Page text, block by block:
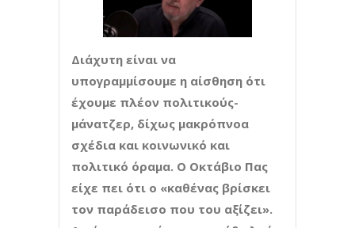
Διάχυτη είναι να
υπογραμμίσουμε η αίσθηση ότι
έχουμε πλέον πολιτικούς-
μάνατζερ, δίχως μακρόπνοα
σχέδια και κοινωνικό και
πολιτικό όραμα. Ο Οκτάβιο Πας
είχε πει ότι ο «καθένας βρίσκει
τον παράδεισο που του αξίζει».